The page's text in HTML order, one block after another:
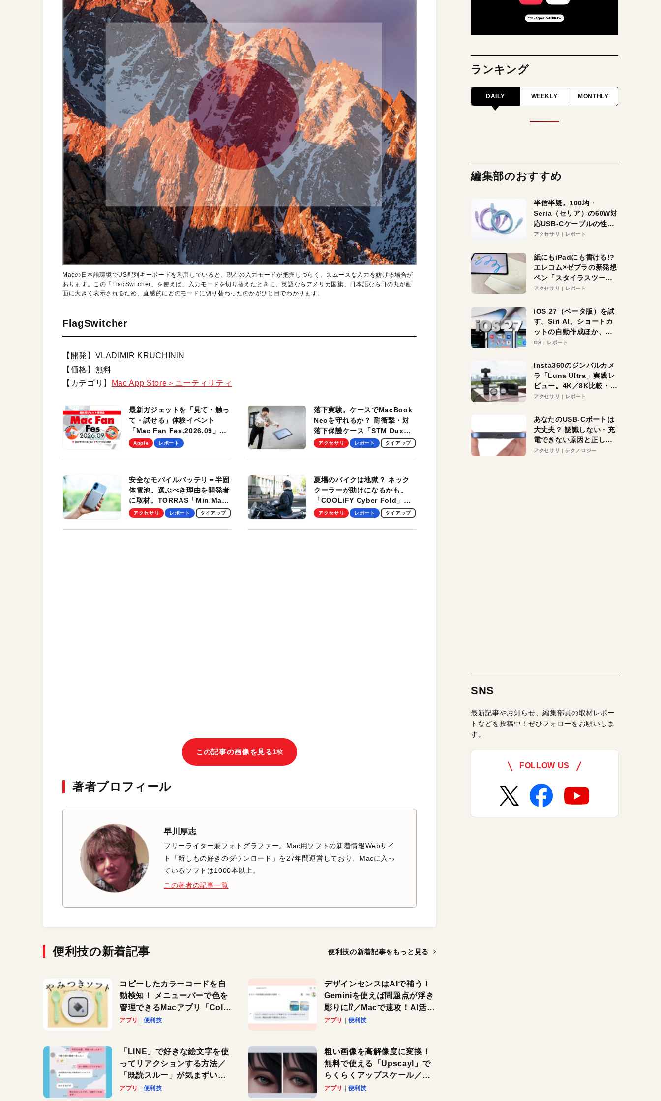
Macの日本語環境でUS配列キーボードを利用していると、現在の入力モードが把握しづらく、スムースな入力を妨げる場合が
あります。この「FlagSwitcher」を使えば、入力モードを切り替えたときに、英語ならアメリカ国旗、日本語なら日の丸が画
面に大きく表示されるため、直感的にどのモードに切り替わったのかがひと目でわかります。
FlagSwitcher
【開発】VLADIMIR KRUCHININ
【価格】無料
【カテゴリ】
Mac App Store＞ユーティリティ
最新ガジェットを「見て・触っ
て・試せる」体験イベント
「Mac Fan Fes.2026.09」
を、9月26日（土）に開催しま
Apple レポート
落下実験。ケースでMacBook
Neoを守れるか？ 耐衝撃・対
落下保護ケース「STM Dux
Ultra」を検証。学生、ビジネ
適！
アクセサリ レポート タイアップ
安全なモバイルバッテリ＝半固
体電池。選ぶべき理由を開発者
に取材。TORRAS「MiniMag
Pro」の実機レビューも
アクセサリ レポート タイアップ
夏場のバイクは地獄？ ネック
クーラーが助けになるかも。
「COOLiFY Cyber Fold」レ
ビュー。冷却の速さ、密着する
性がグッド！
アクセサリ レポート タイアップ
この記事の画像を見る1枚
著者プロフィール
早川厚志
フリーライター兼フォトグラファー。Mac用ソフトの新着情報Webサイ
ト「新しもの好きのダウンロード」を27年間運営しており、Macに入っ
ているソフトは1000本以上。
この著者の記事一覧
便利技の新着記事 便利技の新着記事をもっと見る
コピーしたカラーコードを自
動検知！ メニューバーで色を
管理できるMacアプリ「Color
Copy Bucket」
アプリ 便利技
デザインセンスはAIで補う！
Geminiを使えば問題点が浮き
彫りに⁉︎／Macで速攻！AI活用
テク
アプリ 便利技
「LINE」で好きな絵文字を使
ってリアクションする方法／
「既読スルー」が気まずいと
きに便利です！
アプリ 便利技
粗い画像を高解像度に変換！
無料で使える「Upscayl」で
らくらくアップスケール／
Macで速攻！AI活用テク
アプリ 便利技
ランキング
DAILY WEEKLY MONTHLY
編集部のおすすめ
半信半疑。100均・
Seria（セリア）の60W対
応USB-Cケーブルの性能
を検証。超コスパの1本を
アクセサリ レポート
紙にもiPadにも書ける!?
エレコム×ゼブラの新発想
ペン「スタイラスツーウ
ェイ」レビュー。持ち替
アクセサリ レポート
iOS 27（ベータ版）を試
す。Siri AI、ショートカ
ットの自動作成ほか、期
待大の便利機能5選。
る未来はすぐそこ！
OS レポート
Insta360のジンバルカメ
ラ「Luna Ultra」実践レ
ビュー。4K／8K比較・ズ
ーム・夜間撮影をチェッ
アクセサリ レポート
あなたのUSB-Cポートは
大丈夫？ 認識しない・充
電できない原因と正しい
対策
アクセサリ テクノロジー
SNS
最新記事やお知らせ、編集部員の取材レポー
トなどを投稿中！ぜひフォローをお願いしま
す。
FOLLOW US